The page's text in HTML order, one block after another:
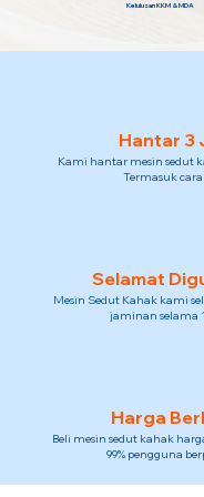
Kelulusan KKM & MDA
Hantar 3
Kami hantar mesin sedut
Termasuk
Selamat
Mesin Sedut Kahak kami
jaminan selama
Harga
Beli mesin sedut kahak
99% pengguna